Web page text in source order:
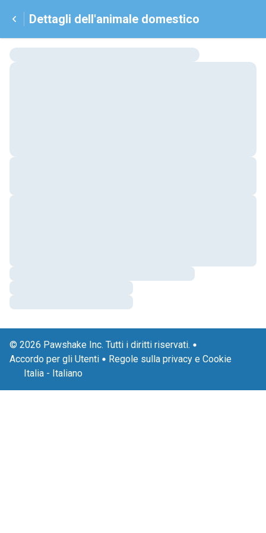
Dettagli dell'animale domestico
© 2026 Pawshake Inc. Tutti i diritti riservati.
Accordo per gli Utenti
Regole sulla privacy e Cookie
Italia - Italiano